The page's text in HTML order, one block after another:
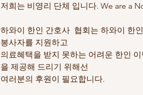
저희는 비영리 단체 입니다. We are a
하와이 한인 간호사  협회는 하와이 한
봉사자를 지원하고
의료혜택을 받지 못하는 어려운 한인
을 제공해 드리기 위해선
여러분의 후원이 필요합니다.